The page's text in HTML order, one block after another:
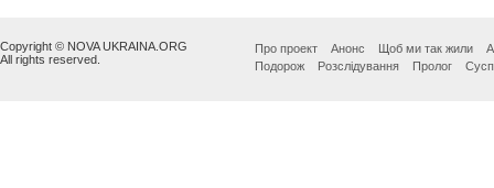
Copyright © NOVA UKRAINA.ORG
All rights reserved.
Про проект Анонс Щоб ми так жили
Подорож
Розслідування Пролог